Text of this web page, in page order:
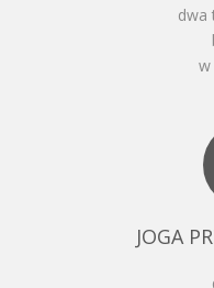
dwa
w
JOGA